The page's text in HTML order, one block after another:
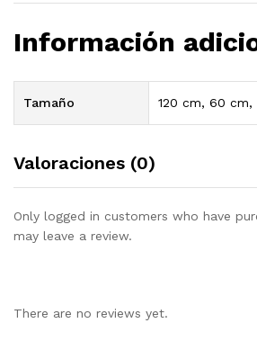
Información
Tamaño 120 cm, 60 cm,
Valoraciones (0)
Only logged in customers who have
may leave a review.
There are no reviews yet.